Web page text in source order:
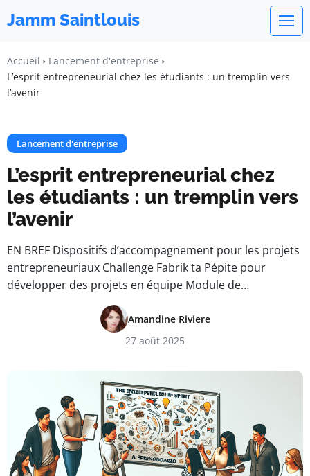
Jamm Saintlouis
Accueil
Lancement d'entreprise
L’esprit entrepreneurial chez les étudiants : un tremplin vers
l’avenir
Lancement d'entreprise
L’esprit entrepreneurial chez
les étudiants : un tremplin vers
l’avenir
EN BREF Dispositifs d’accompagnement pour les projets
entrepreneuriaux Challenge Fabrik ta Pépite pour
développer des projets en équipe Module de…
Amandine Riviere
27 août 2025